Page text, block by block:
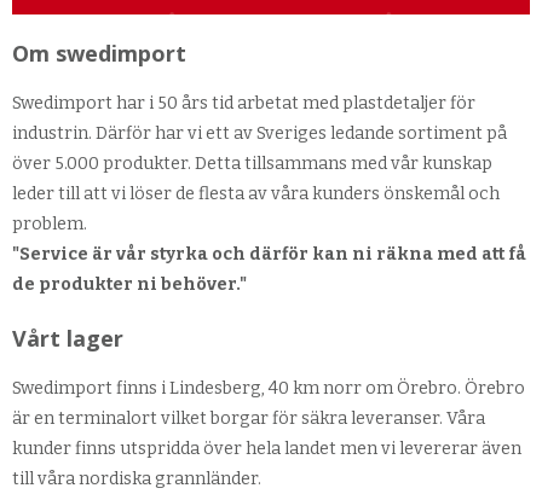
Om swedimport
Swedimport har i 50 års tid arbetat med plastdetaljer för
industrin. Därför har vi ett av Sveriges ledande sortiment på
över 5.000 produkter. Detta tillsammans med vår kunskap
leder till att vi löser de flesta av våra kunders önskemål och
problem.
"Service är vår styrka och därför kan ni räkna med att få
de produkter ni behöver."
Vårt lager
Swedimport finns i Lindesberg, 40 km norr om Örebro. Örebro
är en terminalort vilket borgar för säkra leveranser. Våra
kunder finns utspridda över hela landet men vi levererar även
till våra nordiska grannländer.